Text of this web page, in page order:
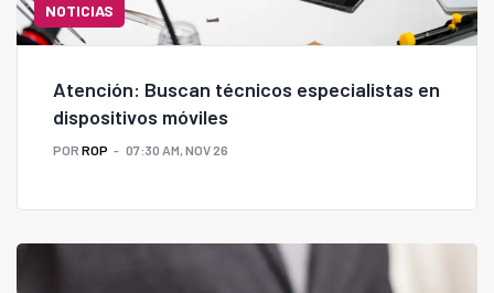
NOTICIAS
Atención: Buscan técnicos especialistas en
dispositivos móviles
POR ROP 07:30 AM, NOV 26